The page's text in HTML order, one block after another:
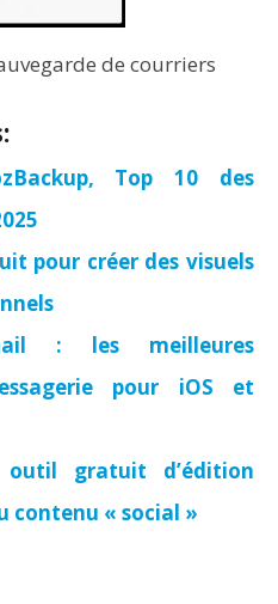
de courriers
Top 10 des
pour créer des visuels
: les meilleures
pour iOS et
gratuit d’édition
contenu « social »